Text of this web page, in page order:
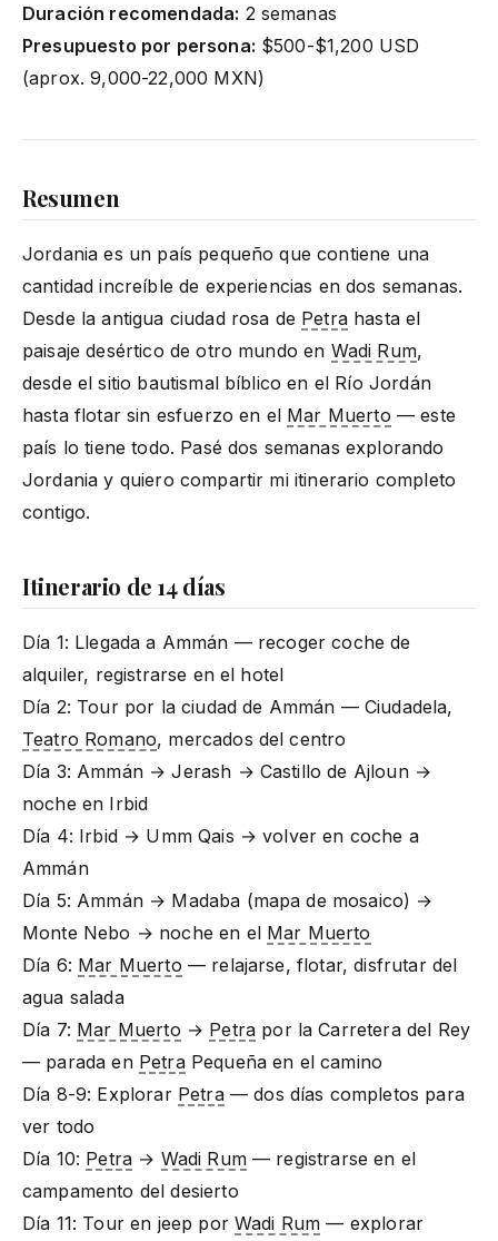
Duración recomendada: 2 semanas
Presupuesto por persona: $500-$1,200 USD
(aprox. 9,000-22,000 MXN)
Resumen
Jordania es un país pequeño que contiene una
cantidad increíble de experiencias en dos semanas.
Desde la antigua ciudad rosa de Petrahasta el
paisaje desértico de otro mundo en Wadi Rum,
desde el sitio bautismal bíblico en el Río Jordán
hasta flotar sin esfuerzo en el Mar Muerto — este
país lo tiene todo. Pasé dos semanas explorando
Jordania y quiero compartir mi itinerario completo
contigo.
Itinerario de 14 días
Día 1: Llegada a Ammán — recoger coche de
alquiler, registrarse en el hotel
Día 2: Tour por la ciudad de Ammán — Ciudadela,
Teatro Romano, mercados del centro
Día 3: Ammán → Jerash → Castillo de Ajloun →
noche en Irbid
Día 4: Irbid → Umm Qais → volver en coche a
Ammán
Día 5: Ammán → Madaba (mapa de mosaico) →
Monte Nebo → noche en el Mar Muerto
Día 6: Mar Muerto — relajarse, flotar, disfrutar del
agua salada
Día 7: Mar Muerto → Petra por la Carretera del Rey
— parada en PetraPequeña en el camino
Día 8-9: Explorar Petra— dos días completos para
ver todo
Día 10: Petra → Wadi Rum— registrarse en el
campamento del desierto
Día 11: Tour en jeep porWadi Rum — explorar